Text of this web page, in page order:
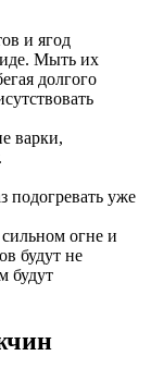
и ягод
Мыть их
долгого
варки,
подогревать уже
огне и
будут не
будут